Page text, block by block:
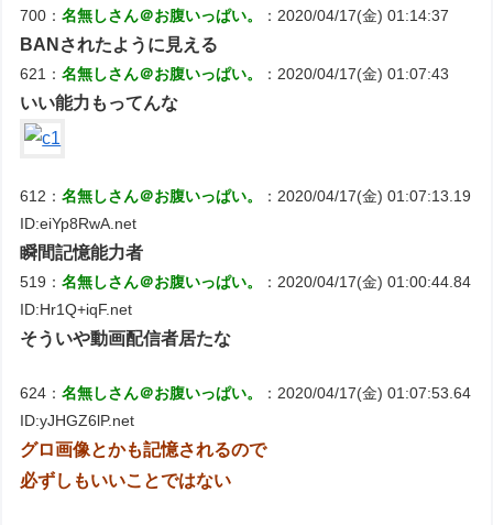
700：名無しさん＠お腹いっぱい。 ：2020/04/17(金) 01:14:37
BANされたように見える
621：名無しさん＠お腹いっぱい。 ：2020/04/17(金) 01:07:43
いい能力もってんな
612：名無しさん＠お腹いっぱい。
：2020/04/17(金) 01:07:13.19
ID:eiYp8RwA.net
瞬間記憶能力者
519：名無しさん＠お腹いっぱい。
：2020/04/17(金) 01:00:44.84
ID:Hr1Q+iqF.net
そういや動画配信者居たな
624：名無しさん＠お腹いっぱい。
：2020/04/17(金) 01:07:53.64
ID:yJHGZ6lP.net
グロ画像とかも記憶されるので
必ずしもいいことではない